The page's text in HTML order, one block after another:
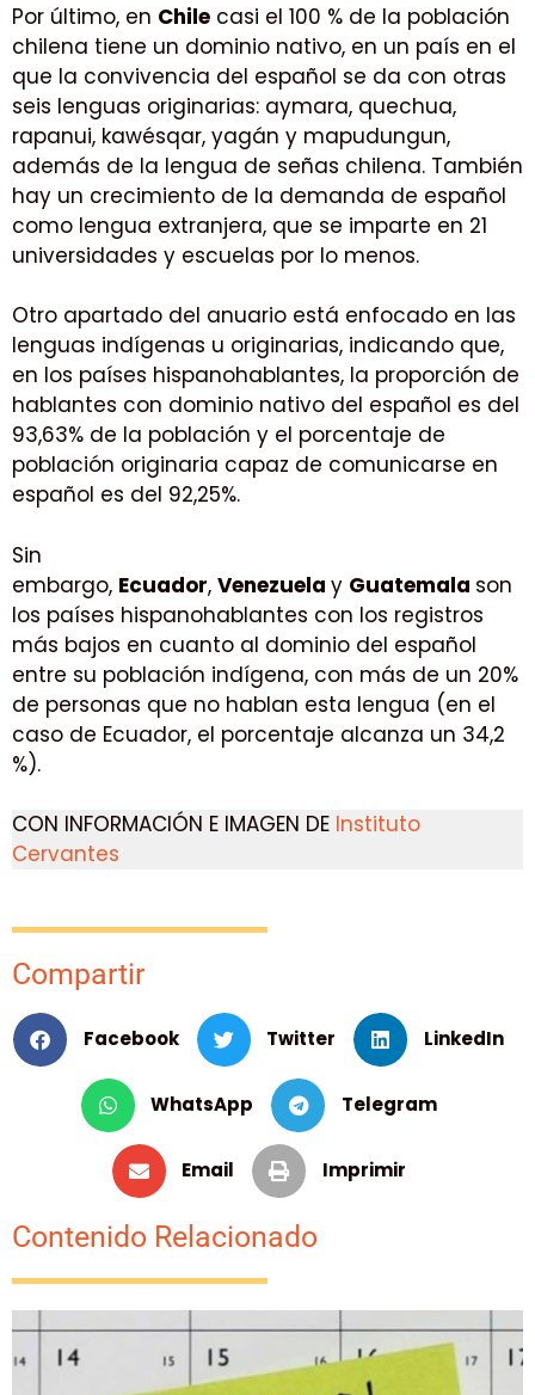
Por último, en Chile casi el 100 % de la población
chilena tiene un dominio nativo, en un país en el
que la convivencia del español se da con otras
seis lenguas originarias: aymara, quechua,
rapanui, kawésqar, yagán y mapudungun,
además de la lengua de señas chilena. También
hay un crecimiento de la demanda de español
como lengua extranjera, que se imparte en 21
universidades y escuelas por lo menos.
Otro apartado del anuario está enfocado en las
lenguas indígenas u originarias, indicando que,
en los países hispanohablantes, la proporción de
hablantes con dominio nativo del español es del
93,63% de la población y el porcentaje de
población originaria capaz de comunicarse en
español es del 92,25%.
Sin
embargo, Ecuador, Venezuela y Guatemala son
los países hispanohablantes con los registros
más bajos en cuanto al dominio del español
entre su población indígena, con más de un 20%
de personas que no hablan esta lengua (en el
caso de Ecuador, el porcentaje alcanza un 34,2
%).
CON INFORMACIÓN E IMAGEN DE Instituto
Cervantes
Compartir
Facebook Twitter LinkedIn
WhatsApp Telegram
Email Imprimir
Contenido Relacionado